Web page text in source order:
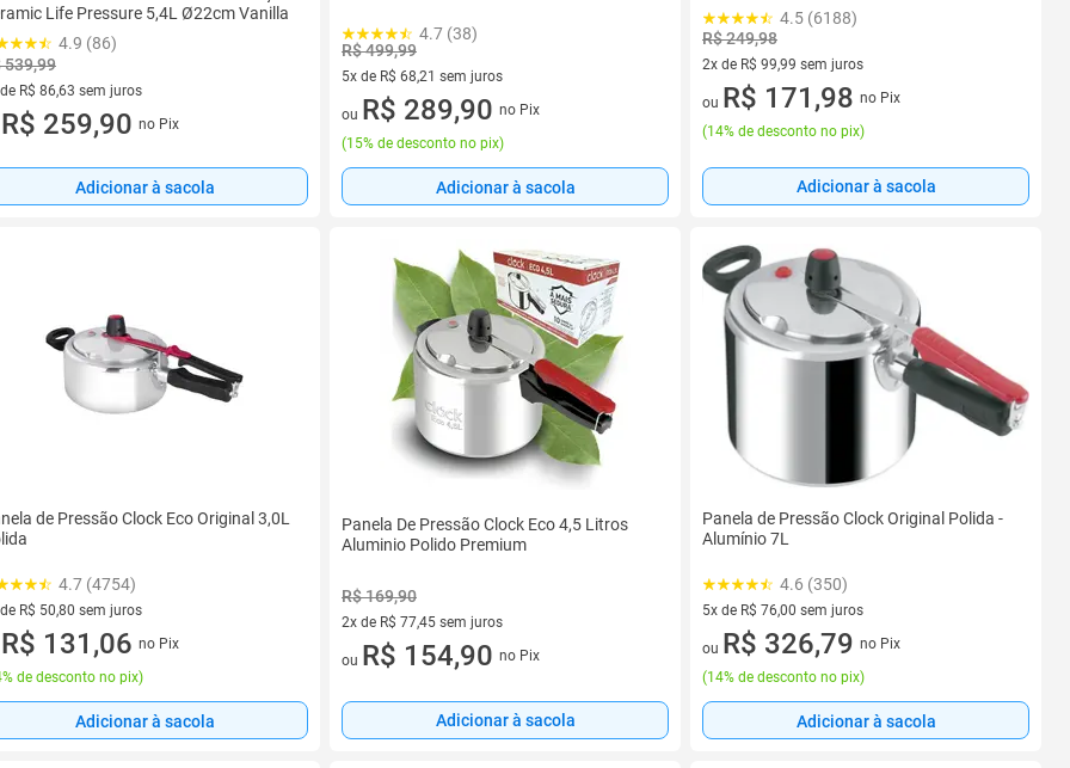
Life Pressure 5,4L Ø22cm Vanilla
4.9 (86)
539,99
R$ 86,63 sem juros
de R$ 86,63 sem juros
R$ 259,90 no Pix
Adicionar à sacola
4.7 (38)
R$ 499,99
5x de R$ 68,21 sem juros
5 vez de R$ 68,21 sem juros
ou R$ 289,90 no Pix
(15% de desconto no pix)
Adicionar à sacola
4.5 (6188)
R$ 249,98
2x de R$ 99,99 sem juros
2 vez de R$ 99,99 sem juros
ou R$ 171,98 no Pix
(14% de desconto no pix)
Adicionar à sacola
de Pressão Clock Eco Original 3,0L
4.7 (4754)
R$ 50,80 sem juros
de R$ 50,80 sem juros
R$ 131,06 no Pix
de desconto no pix)
Adicionar à sacola
Panela De Pressão Clock Eco 4,5 Litros
Aluminio Polido Premium
R$ 169,90
2x de R$ 77,45 sem juros
2 vez de R$ 77,45 sem juros
ou R$ 154,90 no Pix
Adicionar à sacola
Panela de Pressão Clock Original Polida -
Alumínio 7L
4.6 (350)
5x de R$ 76,00 sem juros
5 vez de R$ 76,00 sem juros
ou R$ 326,79 no Pix
(14% de desconto no pix)
Adicionar à sacola